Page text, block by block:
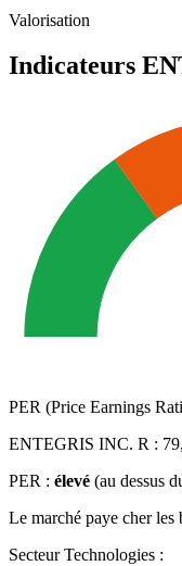
Valorisation
Indicateurs
PER (Price Earnings
ENTEGRIS INC. R :
PER : élevé (au dessus
Le marché paye cher les
Secteur Technologies :